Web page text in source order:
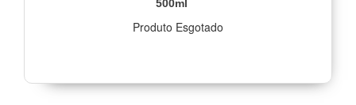
500ml
Produto Esgotado